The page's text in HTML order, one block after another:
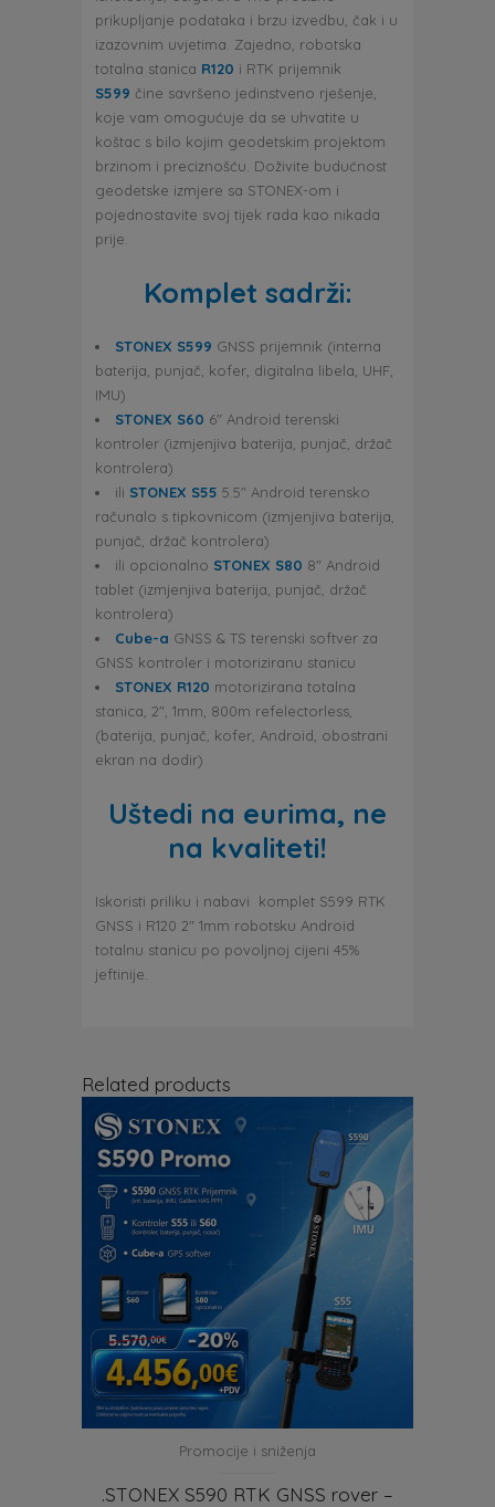
prikupljanje podataka i brzu izvedbu, čak i u
izazovnim uvjetima. Zajedno, robotska
totalna stanica R120 i RTK prijemnik
S599 čine savršeno jedinstveno rješenje,
koje vam omogućuje da se uhvatite u
koštac s bilo kojim geodetskim projektom
brzinom i preciznošću. Doživite budućnost
geodetske izmjere sa STONEX-om i
pojednostavite svoj tijek rada kao nikada
prije.
Komplet sadrži:
STONEX S599 GNSS prijemnik (interna
baterija, punjač, kofer, digitalna libela, UHF,
IMU)
STONEX S60 6″ Android terenski
kontroler (izmjenjiva baterija, punjač, držač
kontrolera)
ili STONEX S55 5.5″ Android terensko
računalo s tipkovnicom (izmjenjiva baterija,
punjač, držač kontrolera)
ili opcionalno STONEX S80 8″ Android
tablet (izmjenjiva baterija, punjač, držač
kontrolera)
Cube-a GNSS & TS terenski softver za
GNSS kontroler i motoriziranu stanicu
STONEX R120 motorizirana totalna
stanica, 2″, 1mm, 800m refelectorless,
(baterija, punjač, kofer, Android, obostrani
ekran na dodir)
Uštedi na eurima, ne
na kvaliteti!
Iskoristi priliku i nabavi komplet S599 RTK
GNSS i R120 2″ 1mm robotsku Android
totalnu stanicu po povoljnoj cijeni 45%
jeftinije.
Related products
Promocije i sniženja
.STONEX S590 RTK GNSS rover –